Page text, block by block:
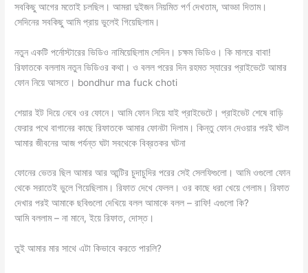
সবকিছু আগের মতোই চলছিল। আমরা দুইজন নিয়মিত পর্ণ দেখতাম, আড্ডা দিতাম।
সেদিনের সবকিছু আমি প্রায় ভুলেই গিয়েছিলাম।
নতুন একটি পর্নোস্টারের ভিডিও নামিয়েছিলাম সেদিন। চক্ষম ভিডিও। কি মালরে বাবা!
রিফাতকে বললাম নতুন ভিডিওর কথা। ও বলল পরের দিন রহমত স্যারের প্রাইভেটে আমার
ফোন নিয়ে আসতে। bondhur ma fuck choti
শেয়ার ইট দিয়ে নেবে ওর ফোনে। আমি ফোন নিয়ে যাই প্রাইভেটে। প্রাইভেট শেষে বাড়ি
ফেরার পথে বাগানের কাছে রিফাতকে আমার ফোনটা দিলাম। কিন্তু ফোন দেওয়ার পরই ঘটল
আমার জীবনের আজ পর্যন্ত ঘটা সবথেকে বিব্রতকর ঘটনা
ফোনের ভেতর ছিল আমার আর আন্টির চুদাচুদির পরের সেই সেলফিগুলো। আমি ওগুলো ফোন
থেকে সরাতেই ভুলে গিয়েছিলাম। রিফাত দেখে ফেলল। ওর কাছে ধরা খেয়ে গেলাম। রিফাত
দেখার পরই আমাকে ছবিগুলো দেখিয়ে বলল আমাকে বলল – রাফি! এগুলো কি?
আমি বললাম – না মানে, ইয়ে রিফাত, দোস্ত।
তুই আমার মার সাথে এটা কিভাবে করতে পারলি?